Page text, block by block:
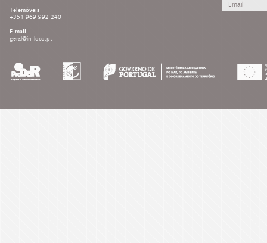
Telemóveis
+351 969 992 240
E-mail
geral@in-loco.pt